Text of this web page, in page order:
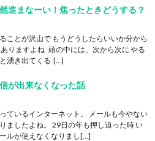
進まなーい！焦ったときどうする？
ことが沢山で もうどうしたらいいか分から
りますよね 頭の中には、次から次に やる
湧き出てくる […]
が出来なくなった話
ているインターネット。 メールも今やない
ましたよね。 29日の年も押し迫った時 い
ルが使えなくなりまし[…]